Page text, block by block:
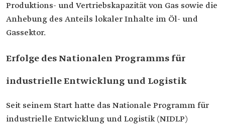
Produktions- und Vertriebskapazität von Gas sowie die
Anhebung des Anteils lokaler Inhalte im Öl- und
Gassektor.
Erfolge des Nationalen Programms für
industrielle Entwicklung und Logistik
Seit seinem Start hatte das Nationale Programm für
industrielle Entwicklung und Logistik (NIDLP)